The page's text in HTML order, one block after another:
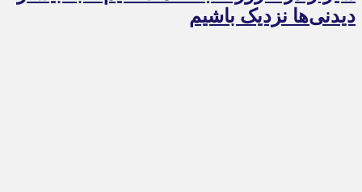
دیدنی‌ها نزدیک باشیم